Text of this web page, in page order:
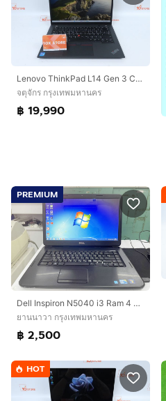
Lenovo ThinkPad L14 Gen 3 Core i7-1255U RAM24.1TB
จตุจักร กรุงเทพมหานคร
฿ 19,990
PREMIUM
Dell Inspiron N5040 i3 Ram 4 GB จอใหญ่สะใจ ใช้งานได้ดี ราคาถูกใจ
ยานนาวา กรุงเทพมหานคร
฿ 2,500
HOT